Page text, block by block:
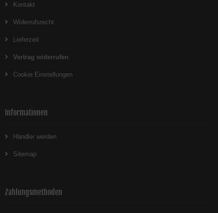
Kontakt
Widerrufsrecht
Lieferzeit
Vertrag widerrufen
Cookie Einstellungen
Informationen
Händler werden
Sitemap
Zahlungsmethoden